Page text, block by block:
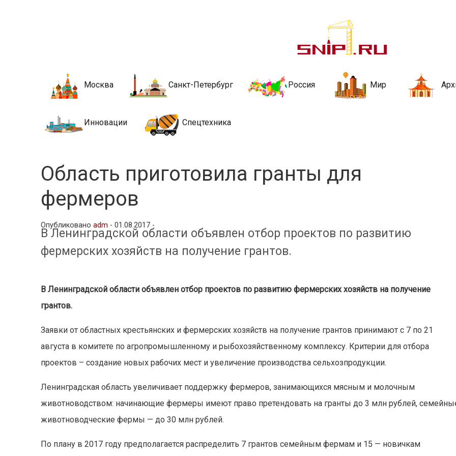
Новости строительства и
стройкой рубрики
Москва Санкт-Петербург Россия Мир
Инновации Спецтехника
Область приготовила гранты для
фермеров
Опубликованоadm -01.08.2017 -
В Ленинградской области объявлен отбор проектов по развитию
фермерских хозяйств на получение грантов.
В Ленинградской области объявлен отбор проектов по развитию фермерских хозяйств на получение
грантов.
Заявки от областных крестьянских и фермерских хозяйств на получение грантов принимают с 7 по 21
августа в комитете по агропромышленному и рыбохозяйственному комплексу. Критерии для отбора
проектов – создание новых рабочих мест и увеличение производства сельхозпродукции.
Ленинградская область увеличивает поддержку фермеров, занимающихся мясным и молочным
животноводством: начинающие фермеры имеют право претендовать на гранты до 3 млн рублей,
животноводческие фермы — до 30 млн рублей.
По плану в 2017 году предполагается распределить 7 грантов семейным фермам и 15 — новичкам